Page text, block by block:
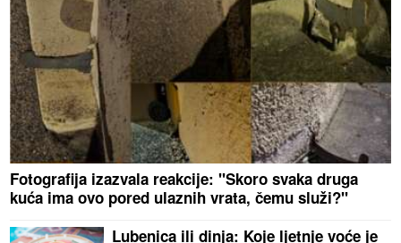
Fotografija izazvala reakcije: "Skoro svaka druga
kuća ima ovo pored ulaznih vrata, čemu služi?"
Lubenica ili dinja: Koje ljetnje voće je